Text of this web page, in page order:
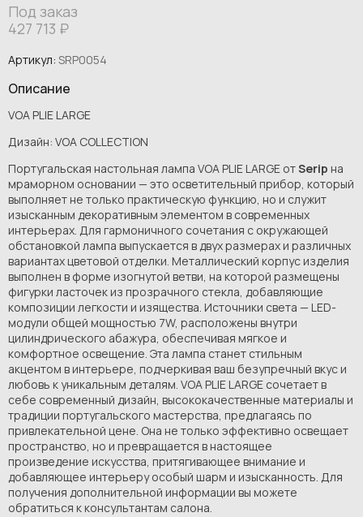
Под заказ
427 713 ₽
Артикул: SRP0054
Описание
VOA PLIE LARGE
Дизайн: VOA COLLECTION
Португальская настольная лампа VOA PLIE LARGE отSerip на
мраморном основании — это осветительный прибор, который
выполняет не только практическую функцию, но и служит
изысканным декоративным элементом в современных
интерьерах. Для гармоничного сочетания с окружающей
обстановкой лампа выпускается в двух размерах и различных
вариантах цветовой отделки. Металлический корпус изделия
выполнен в форме изогнутой ветви, на которой размещены
фигурки ласточек из прозрачного стекла, добавляющие
композиции легкости и изящества. Источники света — LED-
модули общей мощностью 7W, расположены внутри
цилиндрического абажура, обеспечивая мягкое и
комфортное освещение. Эта лампа станет стильным
акцентом в интерьере, подчеркивая ваш безупречный вкус и
любовь к уникальным деталям. VOA PLIE LARGE сочетает в
себе современный дизайн, высококачественные материалы и
традиции португальского мастерства, предлагаясь по
привлекательной цене. Она не только эффективно освещает
пространство, но и превращается в настоящее
произведение искусства, притягивающее внимание и
добавляющее интерьеру особый шарм и изысканность. Для
получения дополнительной информации вы можете
обратиться к консультантам салона.